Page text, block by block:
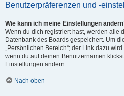
Benutzerpräferenzen und -
Wie kann ich meine Einstellungen
Wenn du dich registriert hast, werden alle
Datenbank des Boards gespeichert. Um
„Persönlichen Bereich“; der Link dazu
wenn du auf deinen Benutzernamen
Einstellungen ändern.
Nach oben